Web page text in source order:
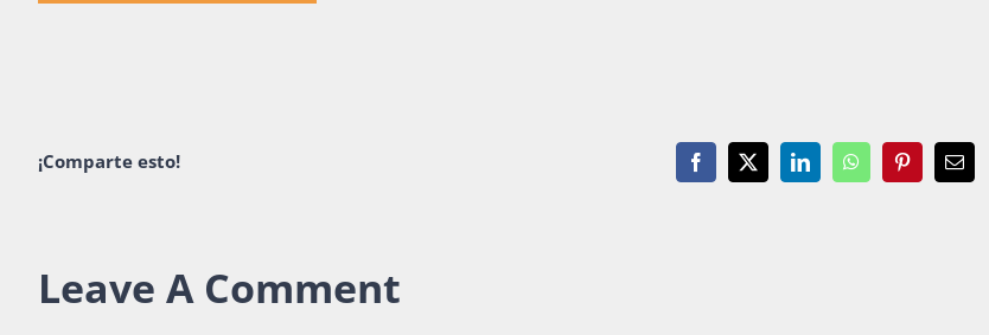
¡Comparte esto! Facebook
X LinkedInWhatsAppPinterestEmail
Leave A Comment